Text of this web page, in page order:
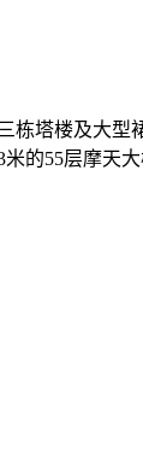
塔楼及大
的55层摩天